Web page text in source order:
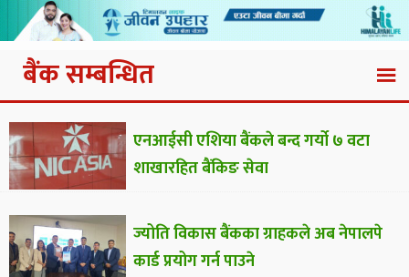
बैंक सम्बन्धित
एनआईसी एशिया बैंकले बन्द गर्यो ७ वटा
शाखारहित बैंकिङ सेवा
ज्योति विकास बैंकका ग्राहकले अब नेपालपे
कार्ड प्रयोग गर्न पाउने